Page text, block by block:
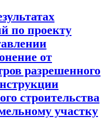
по проекту
от
разрешенного
строительства
участку